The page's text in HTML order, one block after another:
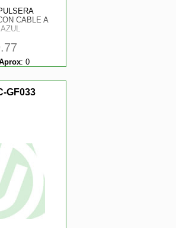
CABLE A
: 0
GF033